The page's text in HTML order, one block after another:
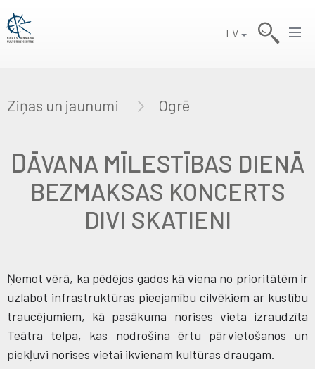
LV
Ziņas un jaunumi Ogrē
DĀVANA MĪLESTĪBAS DIENĀ
BEZMAKSAS KONCERTS
DIVI SKATIENI
Ņemot vērā, ka pēdējos gados kā viena no prioritātēm ir
uzlabot infrastruktūras pieejamību cilvēkiem ar kustību
traucējumiem, kā pasākuma norises vieta izraudzīta
Teātra telpa, kas nodrošina ērtu pārvietošanos un
piekļuvi norises vietai ikvienam kultūras draugam.